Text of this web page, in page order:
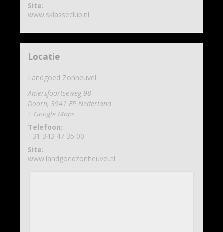
Site:
www.sklasseclub.nl
Locatie
Landgoed Zonheuvel
Amersfoortseweg 98
Doorn, 3941 EP Nederland
+ Google Maps
Telefoon:
+31 343 47 35 00‬
Site:
www.landgoedzonheuvel.nl